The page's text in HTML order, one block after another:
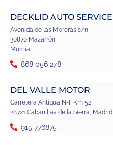
DECKLID AUTO SERVICE
Avenida de las Moreras s/n
30870 Mazarrón,
Murcia
868 056 278
DEL VALLE MOTOR
Carretera Antigua N-I, Km 52,
28721 Cabanillas de la Sierra, Madrid
915 776875